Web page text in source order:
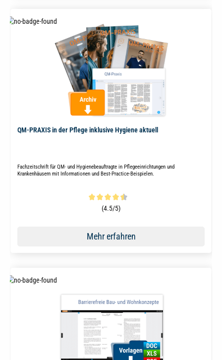
QM-PRAXIS in der Pflege inklusive Hygiene aktuell
Fachzeitschrift für QM- und Hygienebeauftragte in Pflegeeinrichtungen und
Krankenhäusern mit Informationen und Best-Practice-Beispielen.
Durchschnittliche Bewertung von 4.5 von 5 Sternen
(4.5/5)
Mehr erfahren